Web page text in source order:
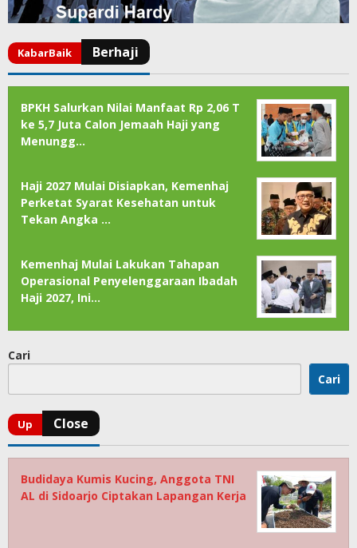
BPKH Salurkan Nilai Manfaat Rp 2,06 T
ke 5,7 Juta Calon Jemaah Haji yang
Menungg…
Haji 2027 Mulai Disiapkan, Kemenhaj
Perketat Syarat Kesehatan untuk
Tekan Angka …
Kemenhaj Mulai Lakukan Tahapan
Operasional Penyelenggaraan Ibadah
Haji 2027, Ini…
Cari
Cari
Budidaya Kumis Kucing, Anggota TNI
AL di Sidoarjo Ciptakan Lapangan Kerja